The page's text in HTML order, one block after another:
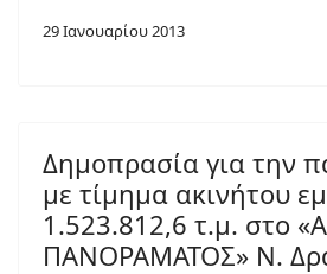
29 Ιανουαρίου 2013
Δημοπρασία για την
με τίμημα ακινήτου
1.523.812,6 τ.μ. στο
ΠΑΝΟΡΑΜΑΤΟΣ» Ν.